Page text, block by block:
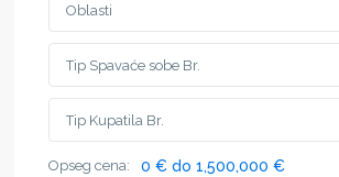
Oblasti
Opseg cena: 0 € do 1,500,000 €